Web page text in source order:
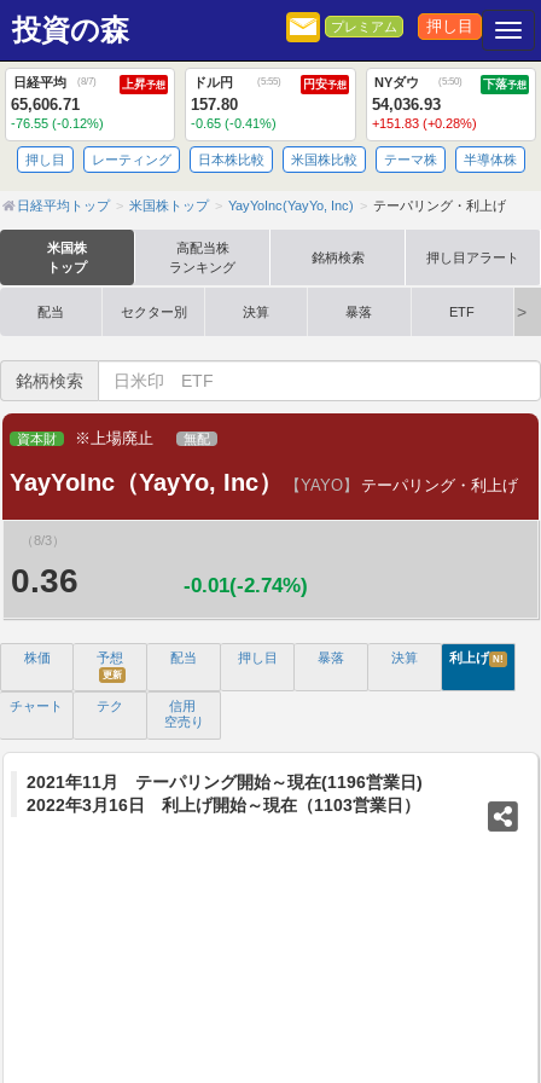
投資の森 プレミアム 押し目
日経平均 (8/7) 上昇予想
65,606.71
-76.55 (-0.12%)
ドル円 (5:55) 円安予想
157.80
-0.65 (-0.41%)
NYダウ (5:50) 下落予想
54,036.93
+151.83 (+0.28%)
押し目 レーティング 日本株比較 米国株比較 テーマ株 半導体株
日経平均トップ 米国株トップ YayYoInc(YayYo, Inc) テーパリング・利上げ
米国株
トップ
高配当株
ランキング
銘柄検索 押し目アラート
配当 セクター別 決算 暴落 ETF
銘柄検索
資本財 ※上場廃止 無配
YayYoInc（YayYo, Inc） 【YAYO】 テーパリング・利上げ
（8/3）
0.36 -0.01(-2.74%)
株価 予想
更新
配当 押し目 暴落 決算 利上げ N!
チャート テク
信用
空売り
2021年11月 テーパリング開始～現在(1196営業日)
2022年3月16日 利上げ開始～現在（1103営業日）